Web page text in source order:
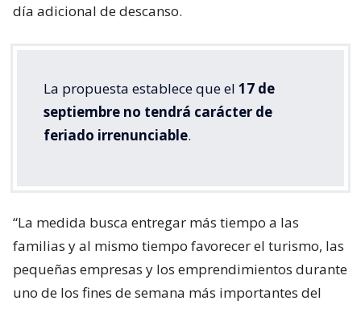
día adicional de descanso.
La propuesta establece que el 17 de
septiembre no tendrá carácter de
feriado irrenunciable.
“La medida busca entregar más tiempo a las
familias y al mismo tiempo favorecer el turismo, las
pequeñas empresas y los emprendimientos durante
uno de los fines de semana más importantes del